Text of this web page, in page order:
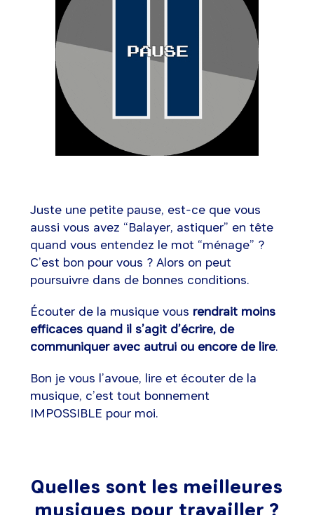
Juste une petite pause, est-ce que vous
aussi vous avez “Balayer, astiquer” en tête
quand vous entendez le mot “ménage” ?
C’est bon pour vous ? Alors on peut
poursuivre dans de bonnes conditions.
Écouter de la musique vous rendrait moins
efficaces quand il s’agit d’écrire, de
communiquer avec autrui ou encore de lire.
Bon je vous l’avoue, lire et écouter de la
musique, c’est tout bonnement
IMPOSSIBLE pour moi.
Quelles sont les meilleures
musiques pour travailler ?